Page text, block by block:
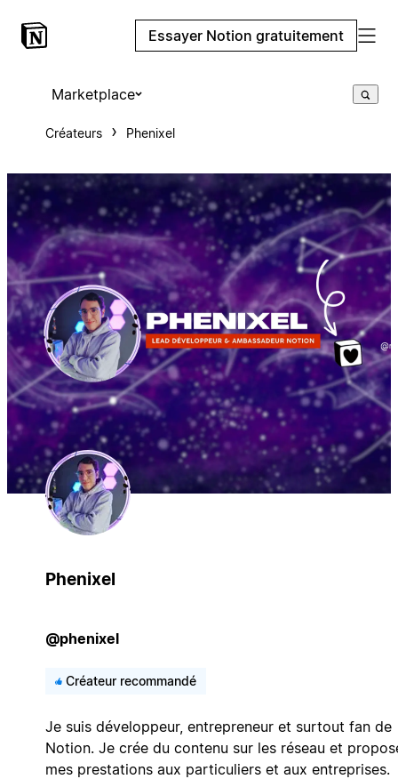
Essayer Notion gratuitement
Marketplace
Créateurs Phenixel
Phenixel
@phenixel
Créateur recommandé
Je suis développeur, entrepreneur et surtout fan de
Notion. Je crée du contenu sur les réseau et
mes prestations aux particuliers et aux entreprises.